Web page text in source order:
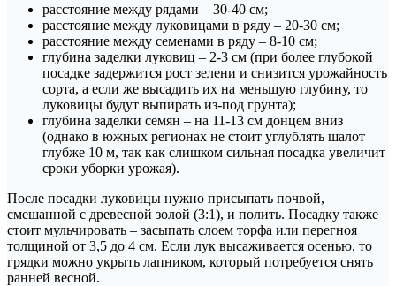
расстояние между рядами – 30-40 см;
расстояние между луковицами в ряду – 20-30 см;
расстояние между семенами в ряду – 8-10 см;
глубина заделки луковиц – 2-3 см (при более глубокой
посадке задержится рост зелени и снизится урожайность
сорта, а если же высадить их на меньшую глубину, то
луковицы будут выпирать из-под грунта);
глубина заделки семян – на 11-13 см донцем вниз
(однако в южных регионах не стоит углублять шалот
глубже 10 м, так как слишком сильная посадка увеличит
сроки уборки урожая).
После посадки луковицы нужно присыпать почвой,
смешанной с древесной золой (3:1), и полить. Посадку также
стоит мульчировать – засыпать слоем торфа или перегноя
толщиной от 3,5 до 4 см. Если лук высаживается осенью, то
грядки можно укрыть лапником, который потребуется снять
ранней весной.